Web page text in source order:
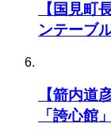
【国見町
ンテーブル
【箭内道
「誇心館